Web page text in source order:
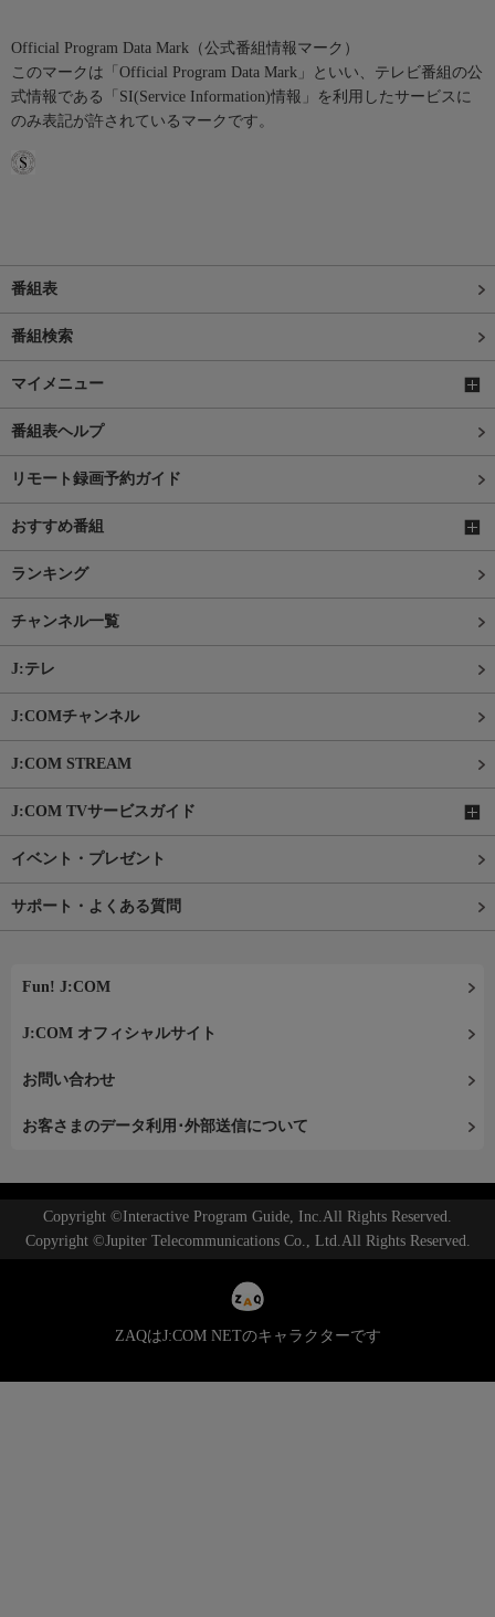
Official Program Data Mark（公式番組情報マーク）
このマークは「Official Program Data Mark」といい、テレビ番組の公
式情報である「SI(Service Information)情報」を利用したサービスに
のみ表記が許されているマークです。
番組表
番組検索
マイメニュー
番組表ヘルプ
リモート録画予約ガイド
おすすめ番組
ランキング
チャンネル一覧
J:テレ
J:COMチャンネル
J:COM STREAM
J:COM TVサービスガイド
イベント・プレゼント
サポート・よくある質問
Fun! J:COM
J:COM オフィシャルサイト
お問い合わせ
お客さまのデータ利用･外部送信について
Copyright ©Interactive Program Guide, Inc.All Rights Reserved.
Copyright ©Jupiter Telecommunications Co., Ltd.All Rights Reserved.
ZAQはJ:COM NETのキャラクターです